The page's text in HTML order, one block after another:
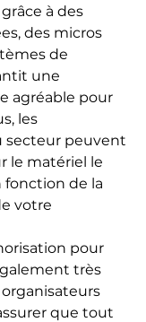
à des
des micros
de
une
agréable pour
les
secteur peuvent
le matériel le
fonction de la
votre
pour
très
que tout